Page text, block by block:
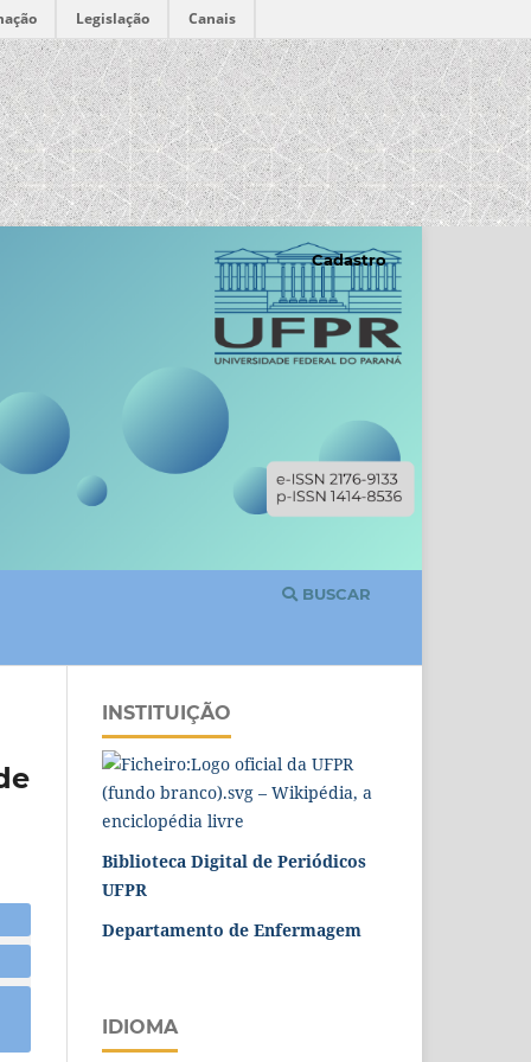
Legislação Canais
BUSCAR
Cadastro
INSTITUIÇÃO
Biblioteca Digital de Periódicos
UFPR
Departamento de Enfermagem
IDIOMA